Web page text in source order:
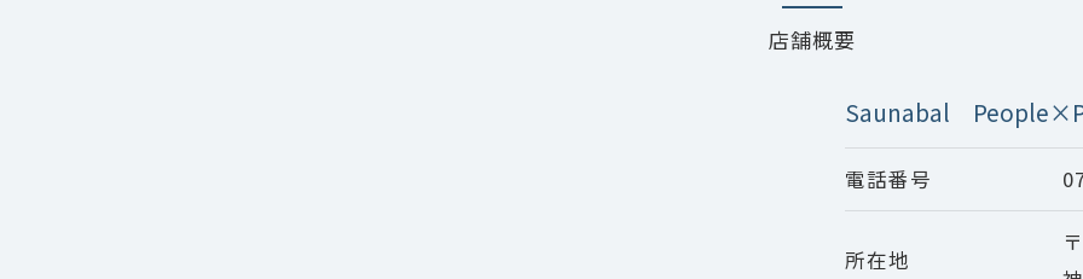
店舗概要
Saunabal
電話番号
所在地